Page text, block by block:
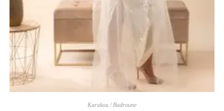
Karakou / Badroune